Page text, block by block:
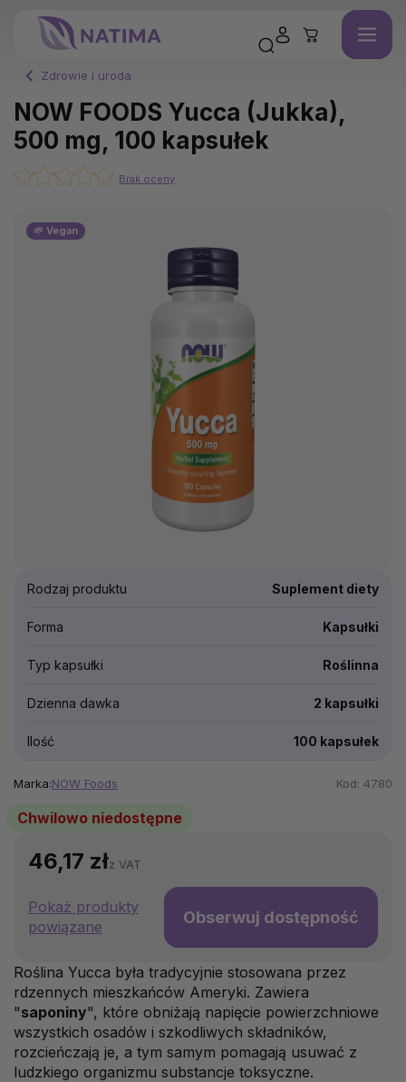
Zdrowie i uroda
NOW FOODS Yucca (Jukka),
500 mg, 100 kapsułek
Brak oceny
🌱 Vegan
46,17 złz VAT
Pokaż produkty
powiązane
Obserwuj dostępność
Roślina Yucca była tradycyjnie stosowana przez
rdzennych mieszkańców Ameryki. Zawiera
"saponiny", które obniżają napięcie powierzchniowe
wszystkich osadów i szkodliwych składników,
rozcieńczają je, a tym samym pomagają usuwać z
ludzkiego organizmu substancje toksyczne.
Marka:NOW Foods Kod: 4780
Rodzaj produktu Suplement diety
Forma Kapsułki
Typ kapsułki Roślinna
Dzienna dawka 2 kapsułki
Ilość 100 kapsułek
Chwilowo niedostępne